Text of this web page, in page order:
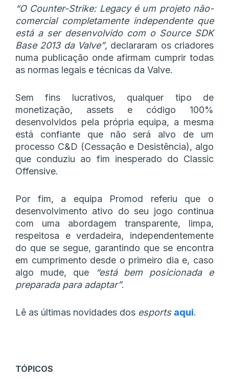
“O Counter-Strike: Legacy é um projeto não-
comercial completamente independente que
está a ser desenvolvido com o Source SDK
Base 2013 da Valve”, declararam os criadores
numa publicação onde afirmam cumprir todas
as normas legais e técnicas da Valve.
Sem fins lucrativos, qualquer tipo de
monetização, assets e código 100%
desenvolvidos pela própria equipa, a mesma
está confiante que não será alvo de um
processo C&D (Cessação e Desistência), algo
que conduziu ao fim inesperado do Classic
Offensive.
Por fim, a equipa Promod referiu que o
desenvolvimento ativo do seu jogo continua
com uma abordagem transparente, limpa,
respeitosa e verdadeira, independentemente
do que se segue, garantindo que se encontra
em cumprimento desde o primeiro dia e, caso
algo mude, que
“está bem posicionada e
preparada para adaptar”.
Lê as últimas novidades dos esports aqui.
TÓPICOS